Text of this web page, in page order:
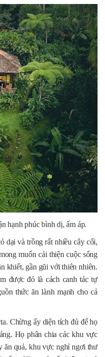
hạnh phúc bình dị, ấm áp.
dại và trồng rất nhiều cây cối,
muốn cải thiện cuộc sống
khiết, gần gũi với thiên nhiên.
được đó là cách canh tác tự
thức ăn lành mạnh cho cả
Chừng ấy diện tích đủ để họ
Họ phân chia các khu vực
ăn quả, khu vực nghỉ ngơi thư